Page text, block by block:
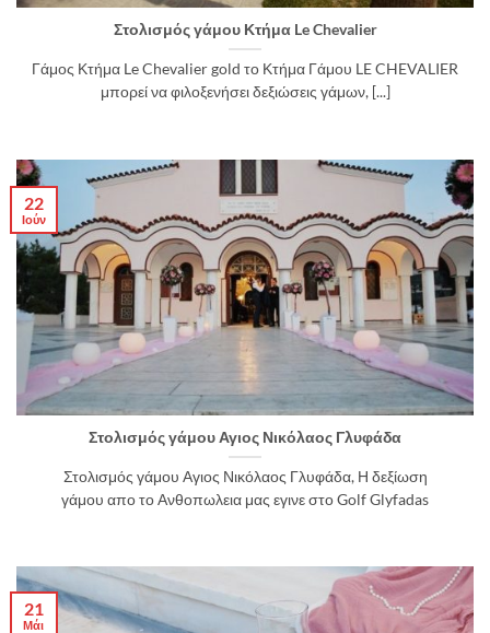
Στολισμός γάμου Κτήμα Le Chevalier
Γάμος Κτήμα Le Chevalier gold το Κτήμα Γάμου LE CHEVALIER
μπορεί να φιλοξενήσει δεξιώσεις γάμων, [...]
Στολισμός γάμου Αγιος Νικόλαος Γλυφάδα
Στολισμός γάμου Αγιος Νικόλαος Γλυφάδα, Η δεξίωση
γάμου απο το Ανθοπωλεια μας εγινε στο Golf Glyfadas
22
Ιούν
21
Μάι